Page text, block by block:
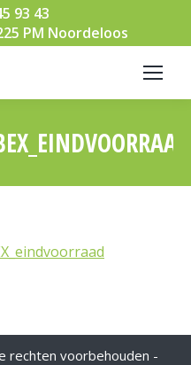
93 43
PM Noordeloos
rechten voorbehouden -